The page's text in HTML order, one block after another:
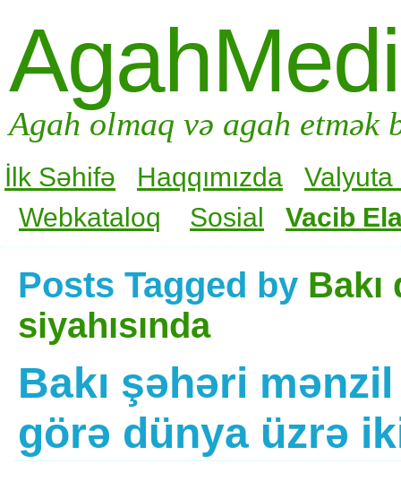
Agah olmaq və agah
İlk Səhifə Haqqımızda
Valyuta
Webkataloq
Sosial Vacib
Posts Tagged by Bakı
siyahısında
Bakı şəhəri
görə dünya üzrə